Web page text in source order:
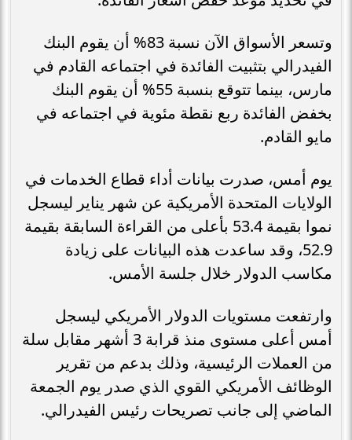
وتسعر الأسواق الآن نسبة 83% أن يقوم البنك
الفيدرالي بتثبيت الفائدة في اجتماعه القادم في
مارس، بينما تتوقع بنسبة 55% أن يقوم البنك
بخفض الفائدة ربع نقطة مئوية في اجتماعه في
مايو القادم.
يوم أمس، صدرت بيانات أداء قطاع الخدمات في
الولايات المتحدة الأمريكية عن شهر يناير ليسجل
نموا بقيمة 53.4 بأعلى من القراءة السابقة بقيمة
52.9، وقد ساعدت هذه البيانات على زيادة
مكاسب الدولار خلال جلسة الأمس.
وارتفعت مستويات الدولار الأمريكي ليسجل
أمس أعلى مستوى منذ قرابة 3 أشهر مقابل سلة
من العملات الرئيسية، وذلك بدعم من تقرير
الوظائف الأمريكي القوي الذي صدر يوم الجمعة
الماضي إلى جانب تصريحات رئيس الفيدرالي.